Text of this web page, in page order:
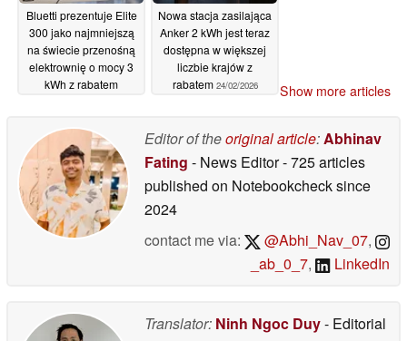
Bluetti prezentuje Elite
300 jako najmniejszą
na świecie przenośną
elektrownię o mocy 3
kWh z rabatem
Nowa stacja zasilająca
Anker 2 kWh jest teraz
dostępna w większej
liczbie krajów z
rabatem 24/02/2026 Show more articles
Editor of theoriginal article:Abhinav
Fating - News Editor- 725 articles
published on Notebookchecksince
2024
contact me via:
@Abhi_Nav_07,
_ab_0_7, LinkedIn
Translator: Ninh Ngoc Duy- Editorial